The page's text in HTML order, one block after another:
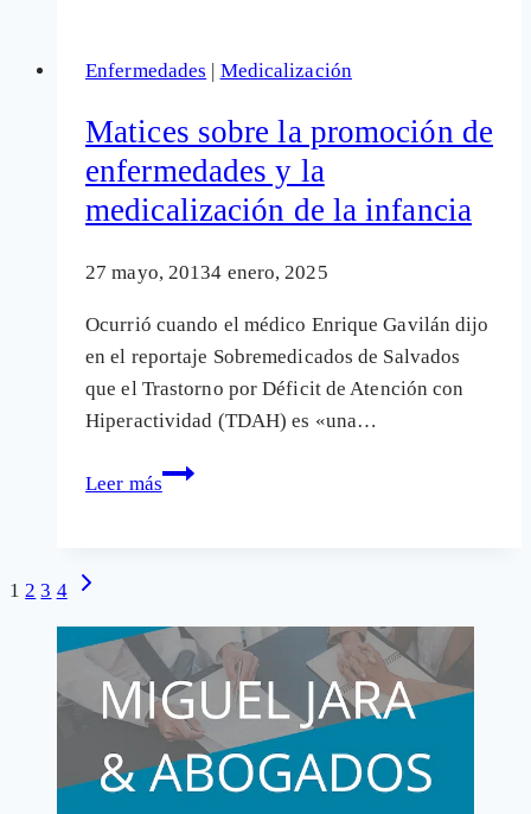
se
un
«Día
de…»
la
Enfermedades | Medicalización
Matices sobre la promoción de
enfermedades y la
medicalización de la infancia
27 mayo, 20134 enero, 2025
Ocurrió cuando el médico Enrique Gavilán dijo
en el reportaje Sobremedicados de Salvados
que el Trastorno por Déficit de Atención con
Hiperactividad (TDAH) es «una…
Leer más
Matices
enfermedades
y
la
medicalización
de
la
Navegación
1 2 3 4
Siguiente